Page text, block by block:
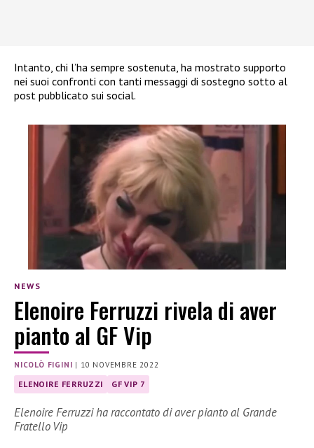
Intanto, chi l’ha sempre sostenuta, ha mostrato supporto
nei suoi confronti con tanti messaggi di sostegno sotto al
post pubblicato sui social.
NEWS
Elenoire Ferruzzi rivela di aver
pianto al GF Vip
NICOLÒ FIGINI | 10 NOVEMBRE 2022
ELENOIRE FERRUZZI GF VIP 7
Elenoire Ferruzzi ha raccontato di aver pianto al Grande
Fratello Vip